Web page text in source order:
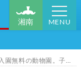
湘南 MENU
野毛山動物園＆野毛山公園：大人も子供も入園無料の動物園。子供と半日で楽しむ横浜散歩。動物園でランチ、隣の公園でバスケ・遊具で遊んできました！[ママレポ]